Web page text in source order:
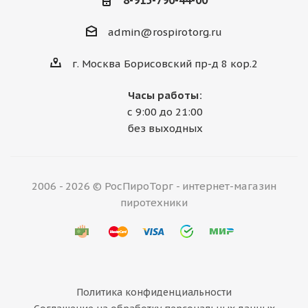
admin@rospirotorg.ru
г. Москва Борисовский пр-д 8 кор.2
Часы работы:
с 9:00 до 21:00
без выходных
2006 - 2026 © РосПироТорг - интернет-магазин
пиротехники
Политика конфиденциальности